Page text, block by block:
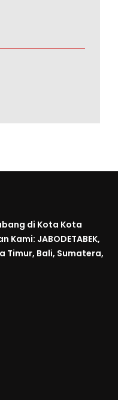
di Kota Kota
JABODETABEK,
Timur, Bali, Sumatera,